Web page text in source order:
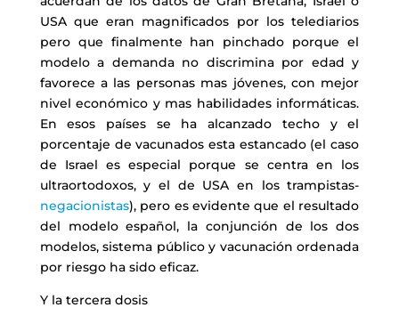
USA que eran magnificados por los telediarios
pero que finalmente han pinchado porque el
modelo a demanda no discrimina por edad y
favorece a las personas mas jóvenes, con mejor
nivel económico y mas habilidades informáticas.
En esos países se ha alcanzado techo y el
porcentaje de vacunados esta estancado (el caso
de Israel es especial porque se centra en los
ultraortodoxos, y el de USA en los trampistas-
negacionistas), pero es evidente que el resultado
del modelo español, la conjunción de los dos
modelos, sistema público y vacunación ordenada
por riesgo ha sido eficaz.
Y la tercera dosis